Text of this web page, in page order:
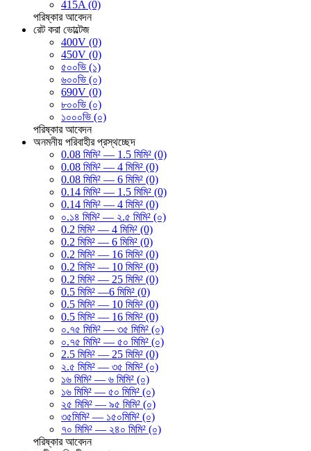
415A (0)
পরিষ্কার আবেদন
রেট করা ভোল্টেজ
400V (0)
450V (0)
৫০০ভি (১)
৬০০ভি (০)
690V (0)
৮০০ভি (০)
১০০০ভি (০)
পরিষ্কার আবেদন
অনমনীয় পরিবাহীর প্রস্থচ্ছেদ
0.08 মিমি² — 1.5 মিমি² (0)
0.08 মিমি² — 4 মিমি² (0)
0.08 মিমি² — 6 মিমি² (0)
0.14 মিমি² — 1.5 মিমি² (0)
0.14 মিমি² — 4 মিমি² (0)
০.১৪ মিমি² — ২.৫ মিমি² (০)
0.2 মিমি² — 4 মিমি² (0)
0.2 মিমি² — 6 মিমি² (0)
0.2 মিমি² — 16 মিমি² (0)
0.2 মিমি² — 10 মিমি² (0)
0.2 মিমি² — 25 মিমি² (0)
0.5 মিমি² —6 মিমি² (0)
0.5 মিমি² — 10 মিমি² (0)
0.5 মিমি² — 16 মিমি² (0)
০.৭৫ মিমি² — ৩৫ মিমি² (০)
০.৭৫ মিমি² — ৫০ মিমি² (০)
2.5 মিমি² — 25 মিমি² (0)
২.৫ মিমি² — ৩৫ মিমি² (০)
১৬ মিমি² — ৬ মিমি² (০)
১৬ মিমি² — ৫০ মিমি² (০)
২৫ মিমি² — ৯৫ মিমি² (০)
৩৫মিমি² — ১৫০মিমি² (০)
৭০ মিমি² — ২৪০ মিমি² (০)
পরিষ্কার আবেদন